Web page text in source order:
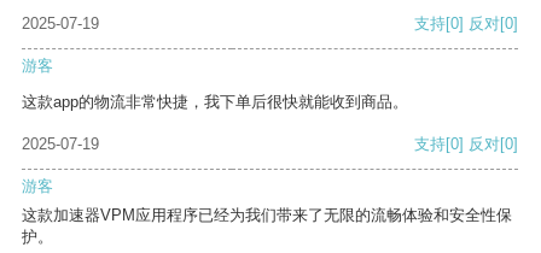
2025-07-19
支持[0] 反对[0]
游客
这款app的物流非常快捷，我下单后很快就能收到商品。
2025-07-19 支持[0] 反对[0]
游客
这款加速器VPM应用程序已经为我们带来了无限的流畅体验和安全性保
护。